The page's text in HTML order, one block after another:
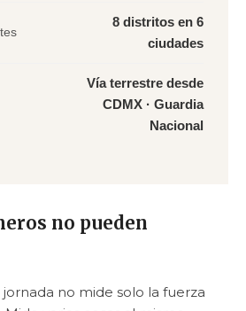
8 distritos en 6
ciudades
Vía terrestre desde
CDMX · Guardia
Nacional
no pueden
no mide solo la fuerza